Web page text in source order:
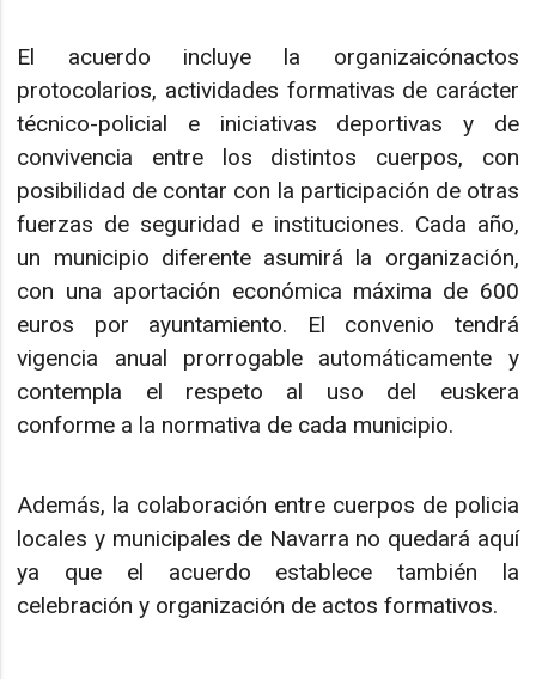
El acuerdo incluye la organizaicónactos
protocolarios, actividades formativas de carácter
técnico-policial e iniciativas deportivas y de
convivencia entre los distintos cuerpos, con
posibilidad de contar con la participación de otras
fuerzas de seguridad e instituciones. Cada año,
un municipio diferente asumirá la organización,
con una aportación económica máxima de 600
euros por ayuntamiento. El convenio tendrá
vigencia anual prorrogable automáticamente y
contempla el respeto al uso del euskera
conforme a la normativa de cada municipio.
Además, la colaboración entre cuerpos de policia
locales y municipales de Navarra no quedará aquí
ya que el acuerdo establece también la
celebración y organización de actos formativos.